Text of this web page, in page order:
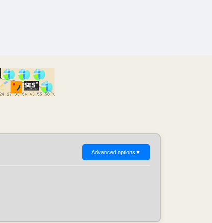
Advanced options ▼